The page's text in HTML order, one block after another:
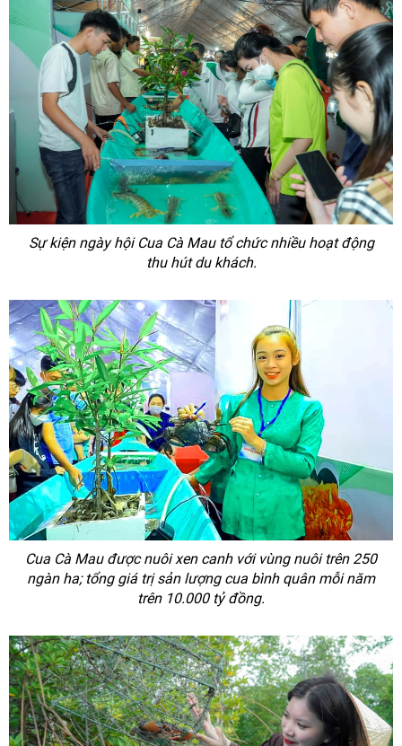
Sự kiện ngày hội Cua Cà Mau tổ chức nhiều hoạt động
thu hút du khách.
Cua Cà Mau được nuôi xen canh với vùng nuôi trên 250
ngàn ha; tổng giá trị sản lượng cua bình quân mỗi năm
trên 10.000 tỷ đồng.